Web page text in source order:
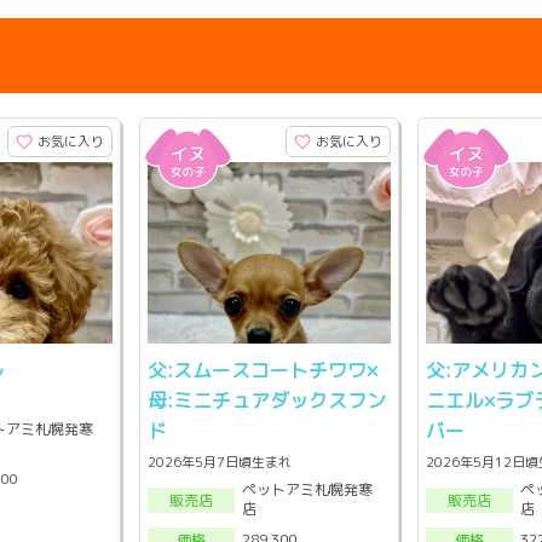
お気に入り
アミ札幌発寒
お気に入り
父:スムースコートチワワ×
母:ミニチュアダックスフン
ド
2026年5月7日頃生まれ
販売店
ペットアミ札幌発寒
店
父:アメリカ
ニエル×ラブ
バー
2026年5月12日頃
販売店
ペ
店